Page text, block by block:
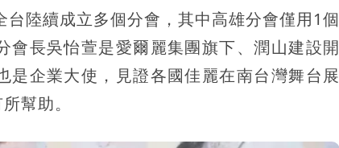
陸續成立多個分會，其中高雄分會僅用1個
會長吳怡萱是愛爾麗集團旗下、潤山建設開
企業大使，見證各國佳麗在南台灣舞台展
幫助。